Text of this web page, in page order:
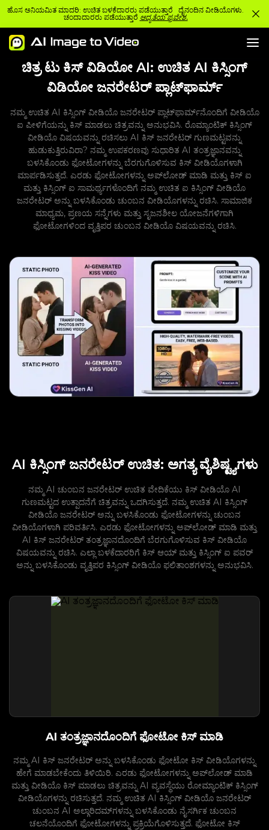
ಹೊಸ ಅನಿಯಮಿತ ಮಾದರಿ: ಉಚಿತ ಬಳಕೆದಾರರು ಪಡೆಯುತ್ತಾರೆ ದೈನಂದಿನ ವೀಡಿಯೊಗಳು.
ಚಂದಾದಾರರು ಪಡೆಯುತ್ತಾರೆ ಆದ್ಯತೆಯ ಪ್ರವೇಶ.
ಚಿತ್ರ ಟು ಕಿಸ್ ವಿಡಿಯೋ AI: ಉಚಿತ AI ಕಿಸ್ಸಿಂಗ್
ವಿಡಿಯೋ ಜನರೇಟರ್ ಪ್ಲಾಟ್‌ಫಾರ್ಮ್
ನಮ್ಮ ಉಚಿತ AI ಕಿಸ್ಸಿಂಗ್ ವೀಡಿಯೊ ಜನರೇಟರ್ ಪ್ಲಾಟ್‌ಫಾರ್ಮ್‌ನೊಂದಿಗೆ ವೀಡಿಯೊ
ಐ ಪೀಳಿಗೆಯನ್ನು ಕಿಸ್ ಮಾಡಲು ಚಿತ್ರವನ್ನು ಅನುಭವಿಸಿ. ರೊಮ್ಯಾಂಟಿಕ್ ಕಿಸ್ಸಿಂಗ್
ವೀಡಿಯೊ ವಿಷಯವನ್ನು ರಚಿಸಲು AI ಕಿಸ್ ಜನರೇಟರ್ ಗುಣಮಟ್ಟವನ್ನು
ಹುಡುಕುತ್ತಿರುವಿರಾ? ನಮ್ಮ ಉಪಕರಣವು ಸುಧಾರಿತ AI ತಂತ್ರಜ್ಞಾನವನ್ನು
ಬಳಸಿಕೊಂಡು ಫೋಟೋಗಳನ್ನು ಬೆರಗುಗೊಳಿಸುವ ಕಿಸ್ ವೀಡಿಯೊಗಳಾಗಿ
ಮಾರ್ಪಡಿಸುತ್ತದೆ. ಎರಡು ಫೋಟೋಗಳನ್ನು ಅಪ್‌ಲೋಡ್ ಮಾಡಿ ಮತ್ತು ಕಿಸ್ ಐ
ಮತ್ತು ಕಿಸ್ಸಿಂಗ್ ಐ ಸಾಮರ್ಥ್ಯಗಳೊಂದಿಗೆ ನಮ್ಮ ಉಚಿತ ಐ ಕಿಸ್ಸಿಂಗ್ ವೀಡಿಯೊ
ಜನರೇಟರ್ ಅನ್ನು ಬಳಸಿಕೊಂಡು ಚುಂಬನ ವೀಡಿಯೊಗಳನ್ನು ರಚಿಸಿ. ಸಾಮಾಜಿಕ
ಮಾಧ್ಯಮ, ಪ್ರಣಯ ಸನ್ನೆಗಳು ಮತ್ತು ಸೃಜನಶೀಲ ಯೋಜನೆಗಳಿಗಾಗಿ
ಫೋಟೋಗಳಿಂದ ವೃತ್ತಿಪರ ಚುಂಬನ ವೀಡಿಯೊ ವಿಷಯವನ್ನು ರಚಿಸಿ.
AI ಕಿಸ್ಸಿಂಗ್ ಜನರೇಟರ್ ಉಚಿತ: ಅಗತ್ಯ ವೈಶಿಷ್ಟ್ಯಗಳು
ನಮ್ಮ AI ಚುಂಬನ ಜನರೇಟರ್ ಉಚಿತ ವೇದಿಕೆಯು ಕಿಸ್ ವೀಡಿಯೊ AI
ಗುಣಮಟ್ಟದ ಉತ್ಪಾದನೆಗೆ ಚಿತ್ರವನ್ನು ಒದಗಿಸುತ್ತದೆ. ನಮ್ಮ ಉಚಿತ AI ಕಿಸ್ಸಿಂಗ್
ವೀಡಿಯೊ ಜನರೇಟರ್ ಅನ್ನು ಬಳಸಿಕೊಂಡು ಫೋಟೋಗಳನ್ನು ಚುಂಬನ
ವೀಡಿಯೊಗಳಾಗಿ ಪರಿವರ್ತಿಸಿ. ಎರಡು ಫೋಟೋಗಳನ್ನು ಅಪ್‌ಲೋಡ್ ಮಾಡಿ ಮತ್ತು
AI ಕಿಸ್ ಜನರೇಟರ್ ತಂತ್ರಜ್ಞಾನದೊಂದಿಗೆ ಬೆರಗುಗೊಳಿಸುವ ಕಿಸ್ ವೀಡಿಯೊ
ವಿಷಯವನ್ನು ರಚಿಸಿ. ಎಲ್ಲಾ ಬಳಕೆದಾರರಿಗೆ ಕಿಸ್ ಆಯ್ ಮತ್ತು ಕಿಸ್ಸಿಂಗ್ ಐ ಪವರ್
ಅನ್ನು ಬಳಸಿಕೊಂಡು ವೃತ್ತಿಪರ ಕಿಸ್ಸಿಂಗ್ ವೀಡಿಯೊ ಫಲಿತಾಂಶಗಳನ್ನು ಅನುಭವಿಸಿ.
AI ತಂತ್ರಜ್ಞಾನದೊಂದಿಗೆ ಫೋಟೋ ಕಿಸ್ ಮಾಡಿ
ನಮ್ಮ AI ಕಿಸ್ ಜನರೇಟರ್ ಅನ್ನು ಬಳಸಿಕೊಂಡು ಫೋಟೋ ಕಿಸ್ ವೀಡಿಯೊಗಳನ್ನು
ಹೇಗೆ ಮಾಡಬೇಕೆಂದು ತಿಳಿಯಿರಿ. ಎರಡು ಫೋಟೋಗಳನ್ನು ಅಪ್‌ಲೋಡ್ ಮಾಡಿ
ಮತ್ತು ವೀಡಿಯೊ ಕಿಸ್ ಮಾಡಲು ಚಿತ್ರವನ್ನು AI ವ್ಯವಸ್ಥೆಯು ರೋಮ್ಯಾಂಟಿಕ್ ಕಿಸ್ಸಿಂಗ್
ವೀಡಿಯೊಗಳನ್ನು ರಚಿಸುತ್ತದೆ. ನಮ್ಮ ಉಚಿತ AI ಕಿಸ್ಸಿಂಗ್ ವೀಡಿಯೊ ಜನರೇಟರ್
ಚುಂಬನ AI ಅಲ್ಗಾರಿದಮ್‌ಗಳನ್ನು ಬಳಸಿಕೊಂಡು ನೈಸರ್ಗಿಕ ಚುಂಬನ
ಚಲನೆಯೊಂದಿಗೆ ಫೋಟೋಗಳನ್ನು ಪ್ರಕ್ರಿಯೆಗೊಳಿಸುತ್ತದೆ. ಫೋಟೋ ಕಿಸ್